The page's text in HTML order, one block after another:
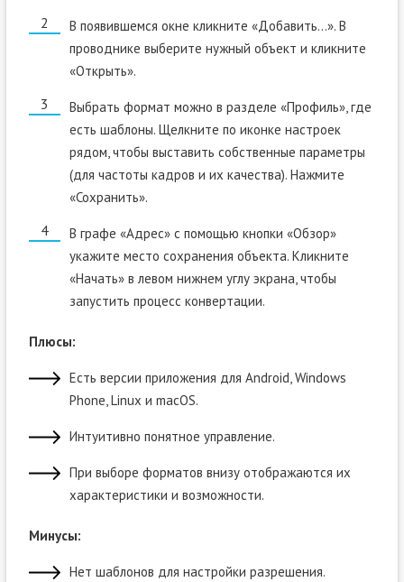
В появившемся окне кликните «Добавить…». В
проводнике выберите нужный объект и кликните
«Открыть».
Выбрать формат можно в разделе «Профиль», где
есть шаблоны. Щелкните по иконке настроек
рядом, чтобы выставить собственные параметры
(для частоты кадров и их качества). Нажмите
«Сохранить».
В графе «Адрес» с помощью кнопки «Обзор»
укажите место сохранения объекта. Кликните
«Начать» в левом нижнем углу экрана, чтобы
запустить процесс конвертации.
Плюсы:
Есть версии приложения для Android, Windows
Phone, Linux и macOS.
Интуитивно понятное управление.
При выборе форматов внизу отображаются их
характеристики и возможности.
Минусы:
Нет шаблонов для настройки разрешения.